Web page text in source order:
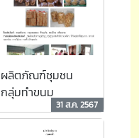
ผลิตภัณฑ์ชุมชน
กลุ่มทำขนม
31 ส.ค. 2567